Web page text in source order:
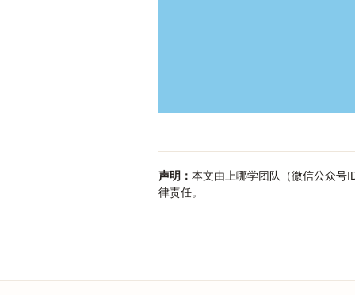
声明： 本文由上哪学团队（微信公众号
律责任。